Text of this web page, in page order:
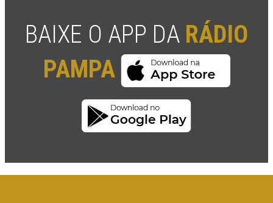
BAIXE O APP DA RÁDIO
PAMPA